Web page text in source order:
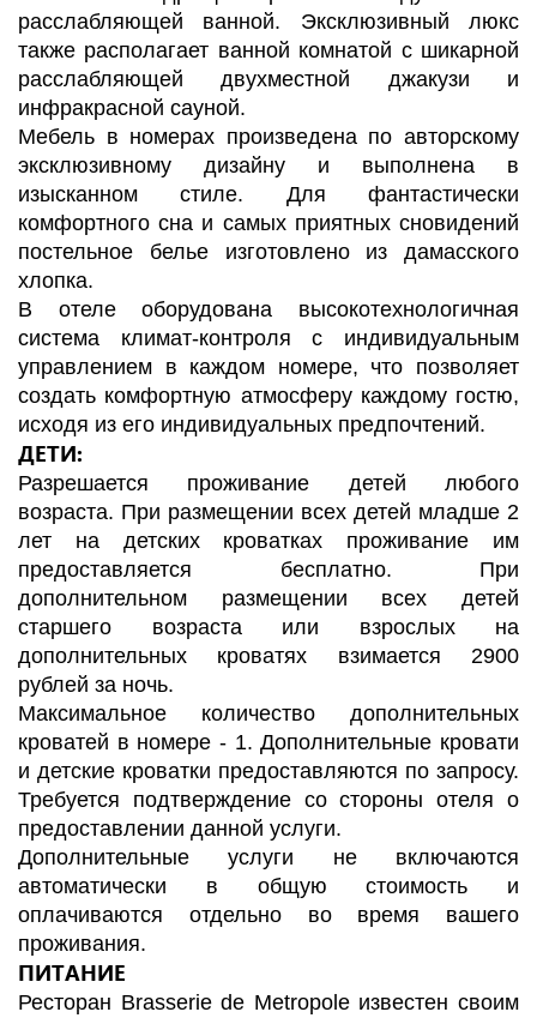
расслабляющей ванной. Эксклюзивный люкс
также располагает ванной комнатой с шикарной
расслабляющей двухместной джакузи и
инфракрасной сауной.
Мебель в номерах произведена по авторскому
эксклюзивному дизайну и выполнена в
изысканном стиле. Для фантастически
комфортного сна и самых приятных сновидений
постельное белье изготовлено из дамасского
хлопка.
В отеле оборудована высокотехнологичная
система климат-контроля с индивидуальным
управлением в каждом номере, что позволяет
создать комфортную атмосферу каждому гостю,
исходя из его индивидуальных предпочтений.
ДЕТИ:
Разрешается проживание детей любого
возраста. При размещении всех детей младше 2
лет на детских кроватках проживание им
предоставляется бесплатно. При
дополнительном размещении всех детей
старшего возраста или взрослых на
дополнительных кроватях взимается 2900
рублей за ночь.
Максимальное количество дополнительных
кроватей в номере - 1. Дополнительные кровати
и детские кроватки предоставляются по запросу.
Требуется подтверждение со стороны отеля о
предоставлении данной услуги.
Дополнительные услуги не включаются
автоматически в общую стоимость и
оплачиваются отдельно во время вашего
проживания.
ПИТАНИЕ
Ресторан Brasserie de Metropole известен своим